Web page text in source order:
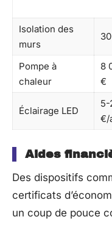
Isolation des
murs
Pompe à
chaleur
8
€
Éclairage LED
5-
€/
Aides
Des dispositifs
certificats
un coup de pouce